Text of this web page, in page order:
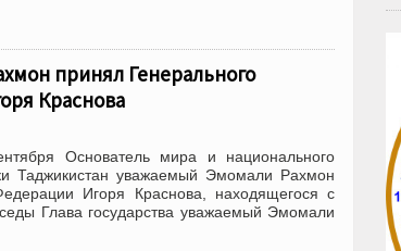
принял Генерального
Краснова
Основатель мира и национального
Таджикистан уважаемый Эмомали Рахмон
Игоря Краснова, находящегося с
Глава государства уважаемый Эмомали